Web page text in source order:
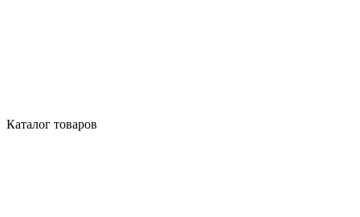
Каталог товаров